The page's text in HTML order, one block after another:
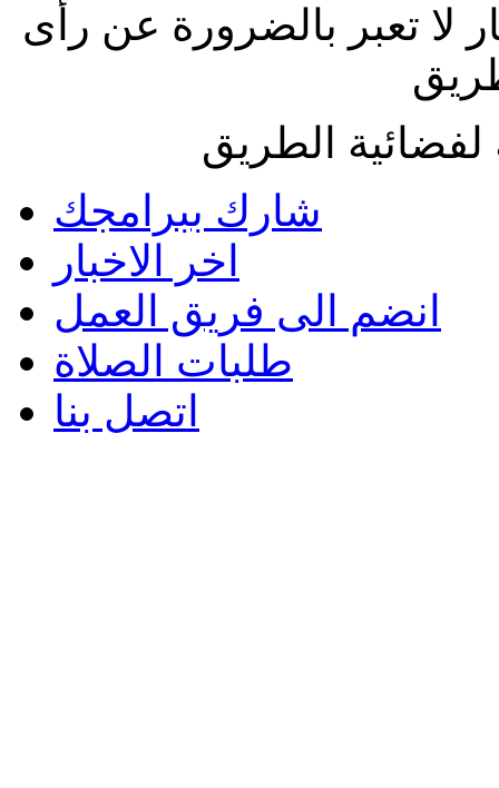
لا تعبر بالضرورة عن رأى
الطريق
شارك ببرامجك
اخر الاخبار
انضم الى فريق العمل
طلبات الصلاة
اتصل بنا